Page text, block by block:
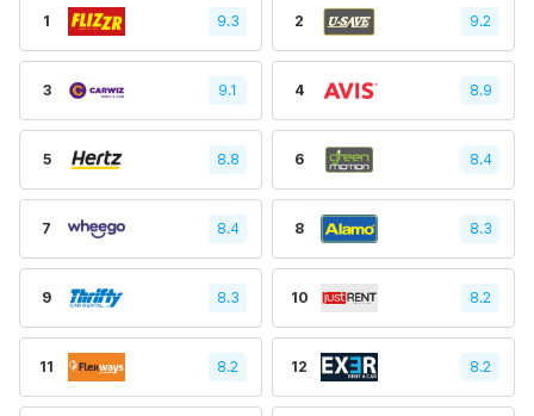
1 9.3 2 9.2
3 9.1 4 8.9
5 8.8 6 8.4
7 8.4 8 8.3
9 8.3 10 8.2
11 8.2 12 8.2